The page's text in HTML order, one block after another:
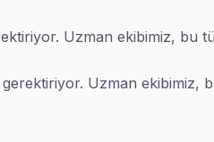
uygun fiyata arıza giderme
ve donanım taraması
Uzman ekibimiz, bu
Uzman ekibimiz,